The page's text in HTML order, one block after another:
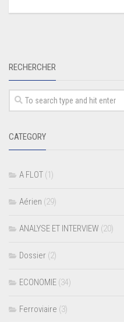
RECHERCHER
CATEGORY
A FLOT (1)
Aérien (29)
ANALYSE ET INTERVIEW (20)
Dossier (2)
ECONOMIE (34)
Ferroviaire (3)